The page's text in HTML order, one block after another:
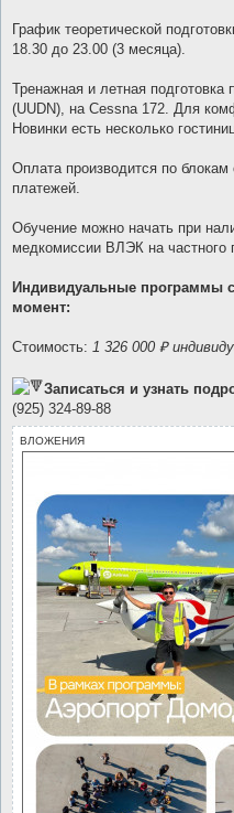
График теоретической
18.30 до 23.00 (3 месяца).
Тренажная и летная
(UUDN), на Cessna 172. Для
Новинки есть несколько
Оплата производится по блокам
платежей.
Обучение можно начать при
медкомиссии ВЛЭК на частного
Индивидуальные программы
момент:
Стоимость: 1 326 000 ₽
Записаться и узнать
(925) 324-89-88
ВЛОЖЕНИЯ